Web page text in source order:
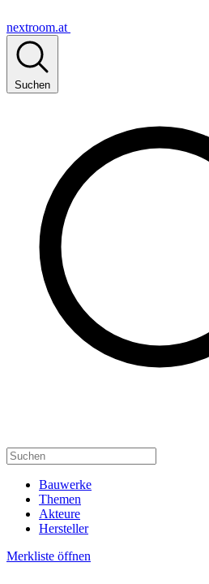
nextroom.at
Suchen
Bauwerke
Themen
Akteure
Hersteller
Merkliste öffnen